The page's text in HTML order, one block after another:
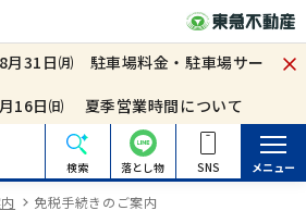
月31日㈪ 駐車場料金・駐車場サー
16日㈰ 夏季営業時間について
検索 落とし物 SNS メニュー
免税手続きのご案内